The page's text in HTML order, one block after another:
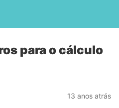
para o cálculo
13 anos atrás